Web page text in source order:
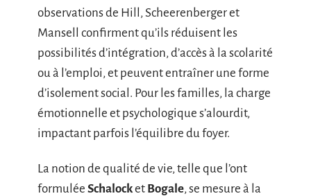
observations de Hill, Scheerenberger et
Mansell confirment qu’ils réduisent les
possibilités d’intégration, d’accès à la scolarité
ou à l’emploi, et peuvent entraîner une forme
d’isolement social. Pour les familles, la charge
émotionnelle et psychologique s’alourdit,
impactant parfois l’équilibre du foyer.
La notion de qualité de vie, telle que l’ont
formulée Schalocket Bogale, se mesure à la